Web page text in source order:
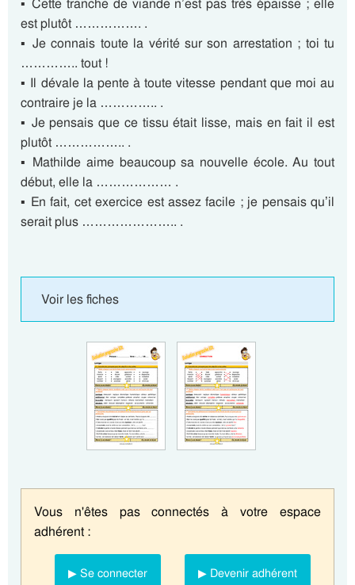
▪ Cette tranche de viande n’est pas très épaisse ; elle
est plutôt ……………. .
▪ Je connais toute la vérité sur son arrestation ; toi tu
………….. tout !
▪ Il dévale la pente à toute vitesse pendant que moi au
contraire je la ………….. .
▪ Je pensais que ce tissu était lisse, mais en fait il est
plutôt …………….. .
▪ Mathilde aime beaucoup sa nouvelle école. Au tout
début, elle la ……………… .
▪ En fait, cet exercice est assez facile ; je pensais qu’il
serait plus ………………….. .
Voir les fiches
Vous n'êtes pas connectés à votre espace
adhérent :
▶ Se connecter ▶ Devenir adhérent